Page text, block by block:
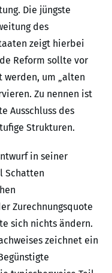
Die jüngste
des
zeigt hierbei
Reform sollte vor
um „alten
Zu nennen ist
Ausschluss des
Strukturen.
in seiner
Schatten
Zurechnungsquote
sich nichts ändern.
zeichnet ein